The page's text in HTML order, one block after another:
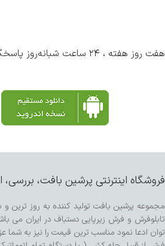
هفت روز هفته ، ۲۴ ساعت شبانه‌روز پاسخگوی شما هستیم.
فروشگاه اینترنتی پرشین بافت،
مجموعه پرشین بافت تولید کننده به روز ترین
تابلوفرش و فرش زیرپایی دستباف در ایران می
توان ادعا نمود مناسب ترین قیمت را نیز به شما